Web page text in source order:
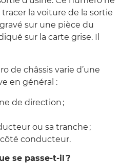
la voiture de la sortie
sur une pièce du
sur la carte grise. Il
de châssis varie d’une
en général :
de direction ;
ou sa tranche ;
côté conducteur.
se passe-t-il ?